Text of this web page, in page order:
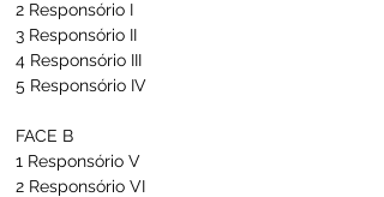
2 Responsório I
3 Responsório II
4 Responsório III
5 Responsório IV
FACE B
1 Responsório V
2 Responsório VI